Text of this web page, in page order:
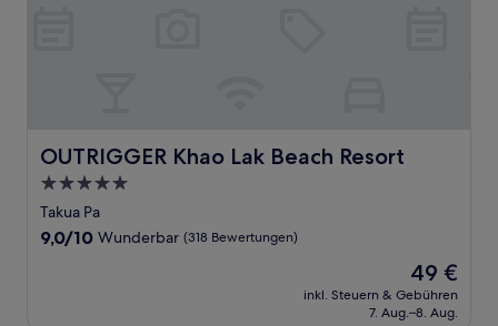
OUTRIGGER Khao Lak Beach Resort
OUTRIGGER Khao Lak Beach Resort
5.0-
Sterne-
Unterkunft
Takua Pa
9.0
9,0/10 Wunderbar (318 Bewertungen)
Der
Preis
beträgt
49 €
inkl. Steuern & Gebühren
7. Aug.–8. Aug.